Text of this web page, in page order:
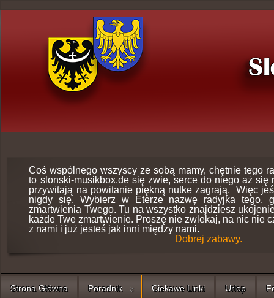
Coś wspólnego wszyscy ze sobą mamy, chętnie tego
to slonski-musikbox.de się zwie, serce do niego aż się
przywitają na powitanie piękną nutke zagrają. Więc
nigdy się. Wybierz w Eterze nazwę radyjka tego,
zmartwienia Twego. Tu na wszystko znajdziesz
każde Twe zmartwienie. Proszę nie zwlekaj, na nic nie
z nami i już jesteś jak inni między nami.
Dobrej zabawy.
Strona Główna Poradnik Ciekawe Linki Urlop